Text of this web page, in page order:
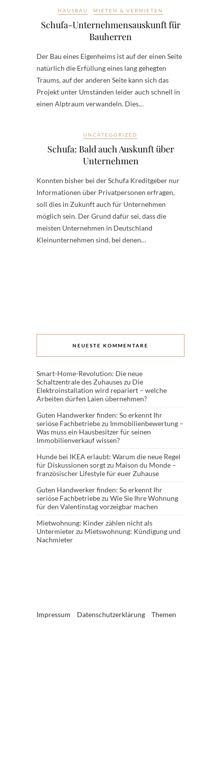
HAUSBAU MIETEN & VERMIETEN
Schufa-Unternehmensauskunft für
Bauherren
Der Bau eines Eigenheims ist auf der einen Seite
natürlich die Erfüllung eines lang gehegten
Traums, auf der anderen Seite kann sich das
Projekt unter Umständen leider auch schnell in
einen Alptraum verwandeln. Dies…
UNCATEGORIZED
Schufa: Bald auch Auskunft über
Unternehmen
Konnten bisher bei der Schufa Kreditgeber nur
Informationen über Privatpersonen erfragen,
soll dies in Zukunft auch für Unternehmen
möglich sein. Der Grund dafür sei, dass die
meisten Unternehmen in Deutschland
Kleinunternehmen sind, bei denen…
NEUESTE KOMMENTARE
Smart-Home-Revolution: Die neue
Schaltzentrale des Zuhauseszu Die
Elektroinstallation wird repariert – welche
Arbeiten dürfen Laien übernehmen?
Guten Handwerker finden: So erkennt Ihr
seriöse Fachbetriebezu Immobilienbewertung –
Was muss ein Hausbesitzer für seinen
Immobilienverkauf wissen?
Hunde bei IKEA erlaubt: Warum die neue Regel
für Diskussionen sorgtzu Maison du Monde –
französischer Lifestyle für euer Zuhause
Guten Handwerker finden: So erkennt Ihr
seriöse Fachbetriebezu Wie Sie Ihre Wohnung
für den Valentinstag vorzeigbar machen
Mietwohnung: Kinder zählen nicht als
Untermieterzu Mietswohnung: Kündigung und
Nachmieter
Impressum Datenschutzerklärung Themen